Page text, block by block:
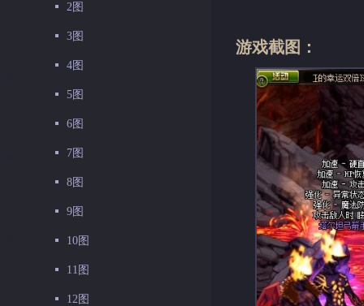
2图
3图
4图
5图
6图
7图
8图
9图
10图
11图
12图
游戏截图：